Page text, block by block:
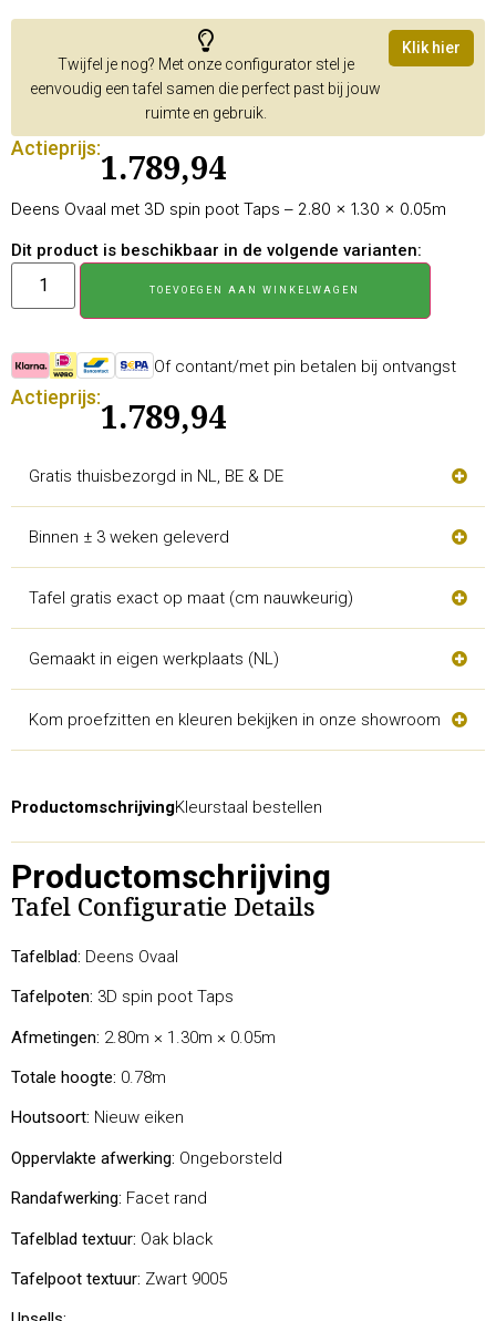
Twijfel je nog? Met onze configurator stel je
eenvoudig een tafel samen die perfect past bij jouw
ruimte en gebruik.
Klik hier
Actieprijs:
1.789,94
Deens Ovaal met 3D spin poot Taps – 2.80 × 1.30 × 0.05m
Dit product is beschikbaar in de volgende varianten:
TOEVOEGEN AAN WINKELWAGEN
Of contant/met pin betalen bij ontvangst
Actieprijs:
1.789,94
Gratis thuisbezorgd in NL, BE & DE
Binnen ± 3 weken geleverd
Tafel gratis exact op maat (cm nauwkeurig)
Gemaakt in eigen werkplaats (NL)
Kom proefzitten en kleuren bekijken in onze showroom
ProductomschrijvingKleurstaal bestellen
Productomschrijving
Tafel Configuratie Details
Tafelblad: Deens Ovaal
Tafelpoten: 3D spin poot Taps
Afmetingen: 2.80m × 1.30m × 0.05m
Totale hoogte: 0.78m
Houtsoort: Nieuw eiken
Oppervlakte afwerking: Ongeborsteld
Randafwerking: Facet rand
Tafelblad textuur: Oak black
Tafelpoot textuur: Zwart 9005